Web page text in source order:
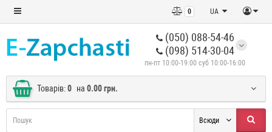
UA
0
(050) 088-54-46
(098) 514-30-04
пн-пт 10:00-19:00 суб 10:00-16:00
Товарів:0 на 0.00 грн.
Всюди